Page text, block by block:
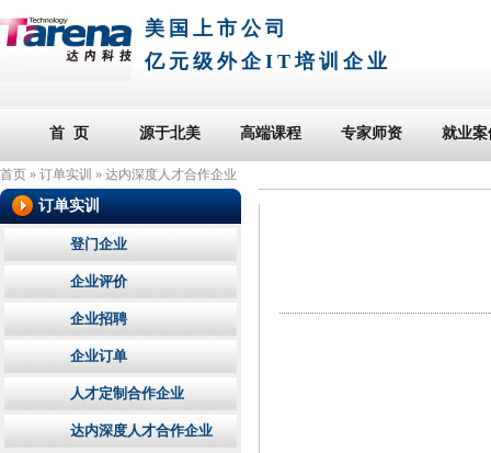
美国上市公司
亿元级外企IT培训企业
首 页 源于北美 高端课程 专家师资 就业案
首页 » 订单实训 » 达内深度人才合作企业
订单实训
登门企业
企业评价
企业招聘
企业订单
人才定制合作企业
达内深度人才合作企业